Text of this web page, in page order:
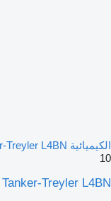
الكيميائية Sinan Tanker-Treyler L4BN
10
Treyler L4BN